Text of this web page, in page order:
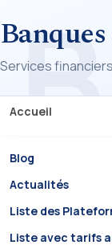
Services
Accueil
Blog
Actualités
Liste des
Liste avec tarifs